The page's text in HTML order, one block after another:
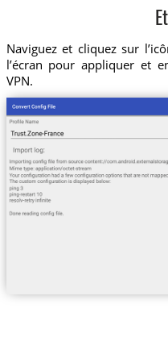
Naviguez et cliquez sur
l’écran pour appliquer et
VPN.